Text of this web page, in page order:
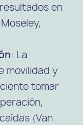
en
: La
movilidad y
tomar
(Van